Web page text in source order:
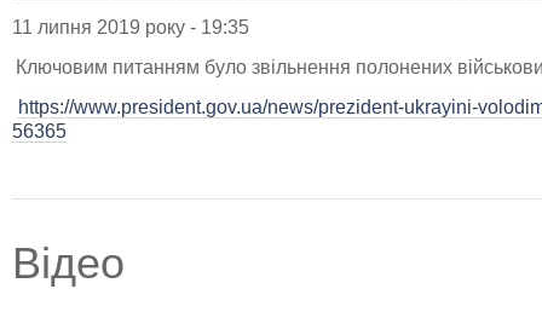
11 липня 2019 року - 19:35
Ключовим питанням було звільнення полонених
https://www.president.gov.ua/news/prezident-ukrayini-
56365
Відео